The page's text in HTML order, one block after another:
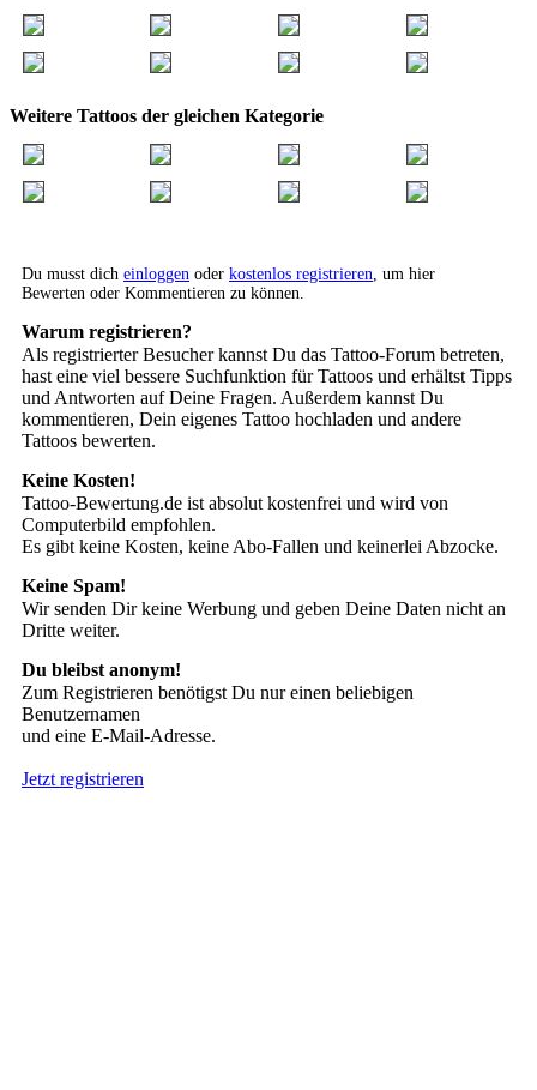
Weitere Tattoos der gleichen Kategorie
Du musst dich einloggen oder kostenlos registrieren , um hier
Bewerten oder Kommentieren zu können.
Warum registrieren?
Als registrierter Besucher kannst Du das Tattoo-Forum betreten,
hast eine viel bessere Suchfunktion für Tattoos und erhältst Tipps
und Antworten auf Deine Fragen. Außerdem kannst Du
kommentieren, Dein eigenes Tattoo hochladen und andere
Tattoos bewerten.
Keine Kosten!
Tattoo-Bewertung.de ist absolut kostenfrei und wird von
Computerbild empfohlen.
Es gibt keine Kosten, keine Abo-Fallen und keinerlei Abzocke.
Keine Spam!
Wir senden Dir keine Werbung und geben Deine Daten nicht an
Dritte weiter.
Du bleibst anonym!
Zum Registrieren benötigst Du nur einen beliebigen
Benutzernamen
und eine E-Mail-Adresse.
Jetzt registrieren